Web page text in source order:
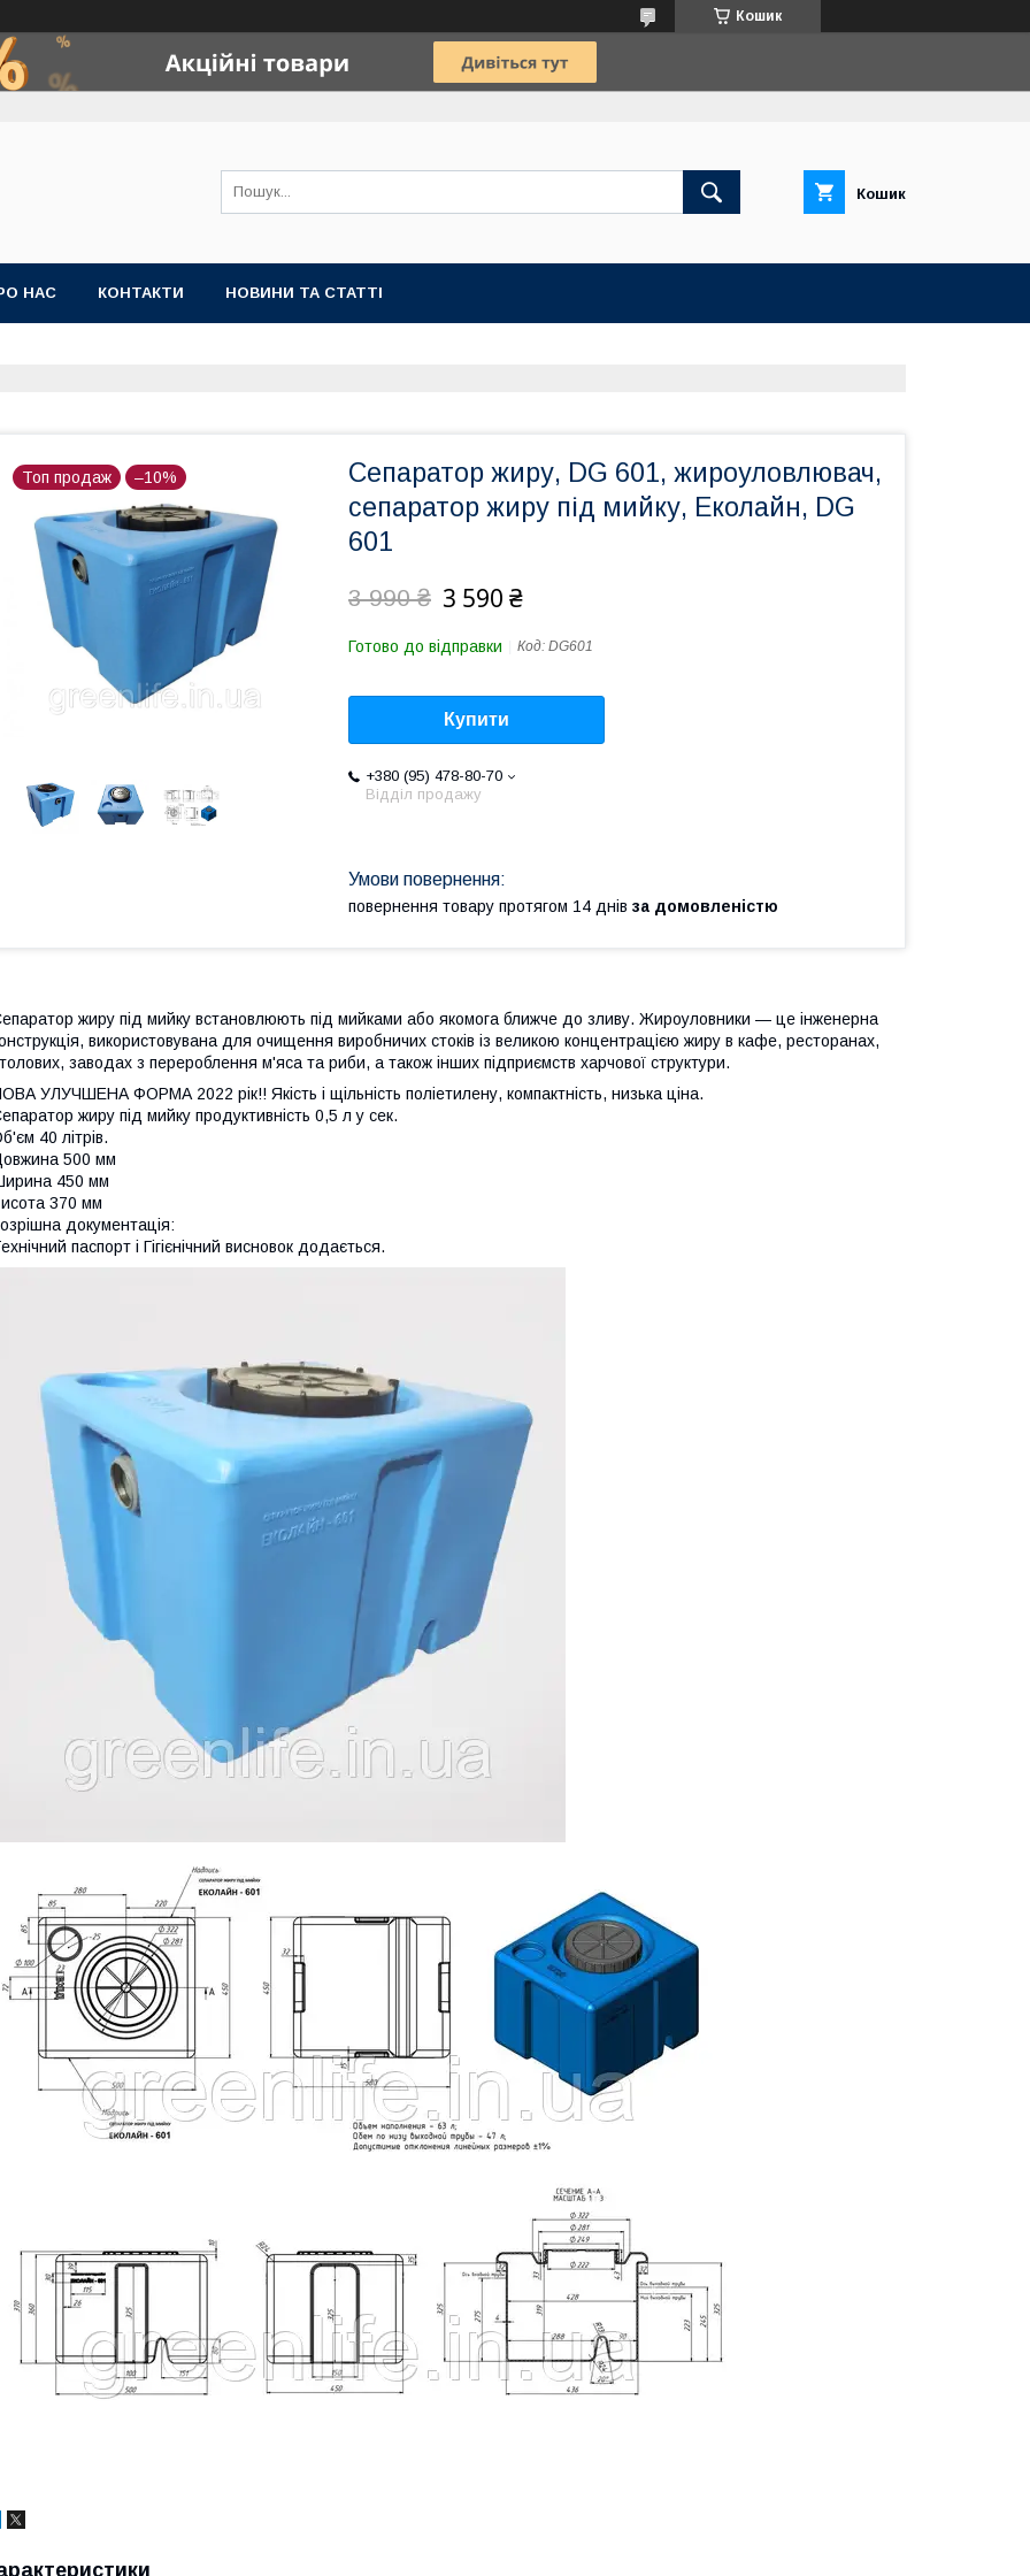
Кошик
Кошик
НАС КОНТАКТИ НОВИНИ ТА СТАТТІ
Топ продаж –10%
Сепаратор жиру, DG 601, жироуловлювач,
сепаратор жиру під мийку, Еколайн, DG
601
3 990 ₴ 3 590 ₴
Готово до відправки Код: DG601
Купити
+380 (95) 478-80-70
Відділ продажу
повернення товару протягом 14 днів за домовленістю
жиру під мийку встановлюють під мийками або якомога ближче до зливу. Жироуловники — це інженерна
використовувана для очищення виробничих стоків із великою концентрацією жиру в кафе, ресторанах,
заводах з перероблення м'яса та риби, а також інших підприємств харчової структури.
УЛУЧШЕНА ФОРМА 2022 рік!! Якість і щільність поліетилену, компактність, низька ціна.
жиру під мийку продуктивність 0,5 л у сек.
40 літрів.
500 мм
450 мм
370 мм
документація:
паспорт і Гігієнічний висновок додається.